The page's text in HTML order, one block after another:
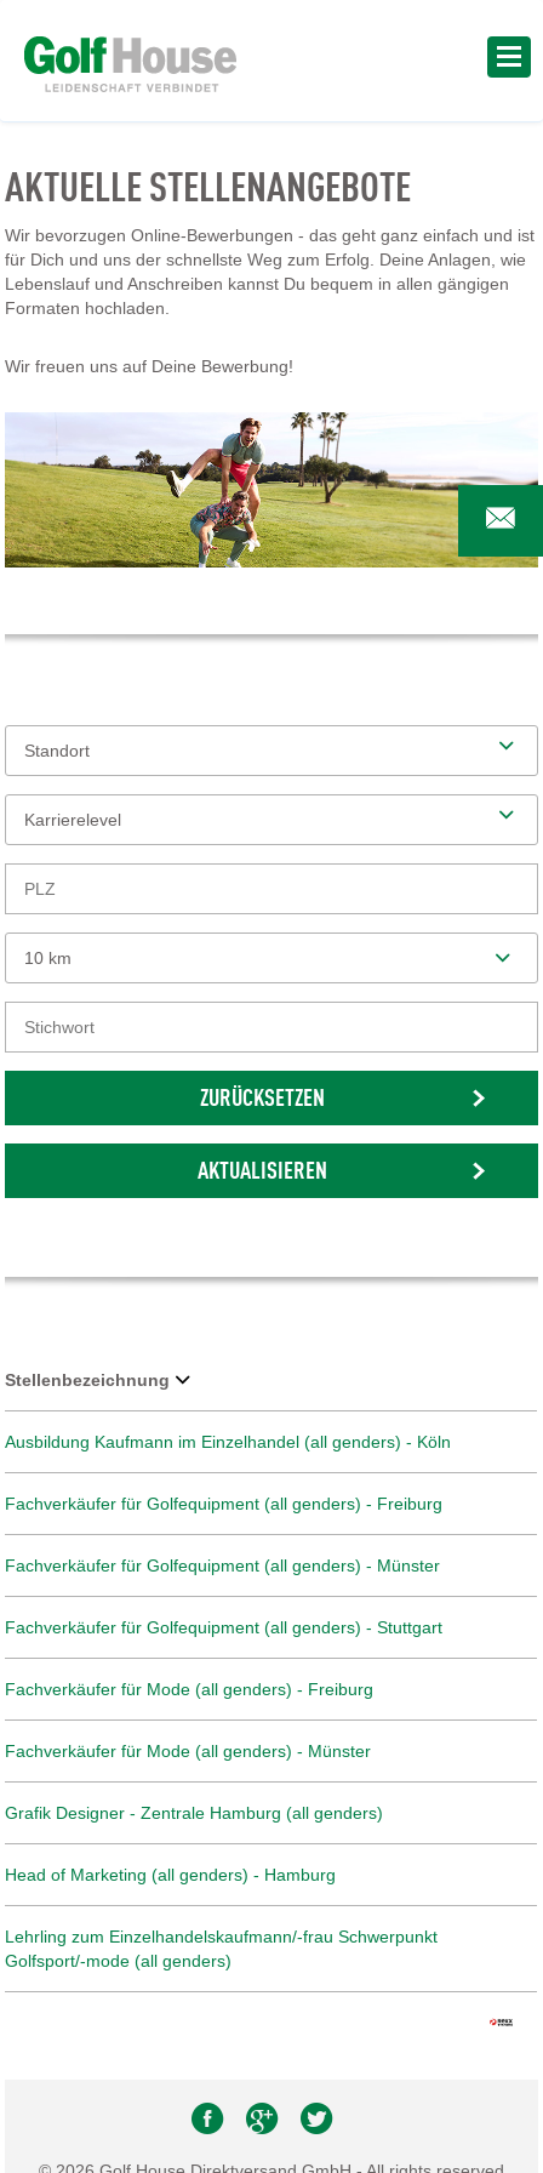
AKTUELLE STELLENANGEBOTE
Wir bevorzugen Online-Bewerbungen - das geht ganz einfach und ist
für Dich und uns der schnellste Weg zum Erfolg. Deine Anlagen, wie
Lebenslauf und Anschreiben kannst Du bequem in allen gängigen
Formaten hochladen.
Wir freuen uns auf Deine Bewerbung!
Standort
Karrierelevel
10 km
ZURÜCKSETZEN
AKTUALISIEREN
Stellenbezeichnung
Ausbildung Kaufmann im Einzelhandel (all genders) - Köln
Fachverkäufer für Golfequipment (all genders) - Freiburg
Fachverkäufer für Golfequipment (all genders) - Münster
Fachverkäufer für Golfequipment (all genders) - Stuttgart
Fachverkäufer für Mode (all genders) - Freiburg
Fachverkäufer für Mode (all genders) - Münster
Grafik Designer - Zentrale Hamburg (all genders)
Head of Marketing (all genders) - Hamburg
Lehrling zum Einzelhandelskaufmann/-frau Schwerpunkt
Golfsport/-mode (all genders)